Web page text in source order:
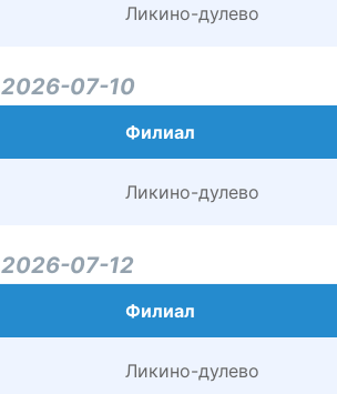
Ликино-дулево
2026-07-10
Филиал
Ликино-дулево
2026-07-12
Филиал
Ликино-дулево